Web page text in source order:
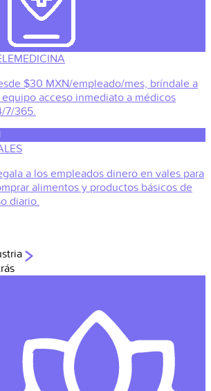
$30 MXN/empleado/mes, bríndale a
acceso inmediato a médicos
7/365.
a los empleados dinero en vales para
alimentos y productos básicos de
diario.